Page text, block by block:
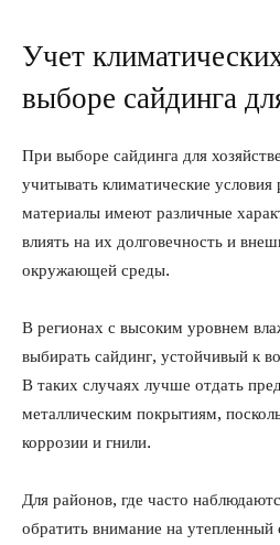
Учет
выборе сайдинга
При выборе сайдинга для
учитывать климатические условия
материалы имеют различные
влиять на их долговечность и
окружающей среды.
В регионах с высоким уровнем
выбирать сайдинг, устойчивый к
В таких случаях лучше отдать
металлическим покрытиям,
коррозии и гнили.
Для районов, где часто
обратить внимание на